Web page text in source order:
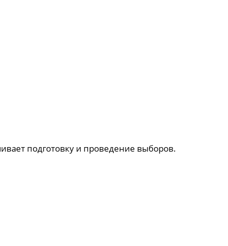
подготовку и проведение выборов.